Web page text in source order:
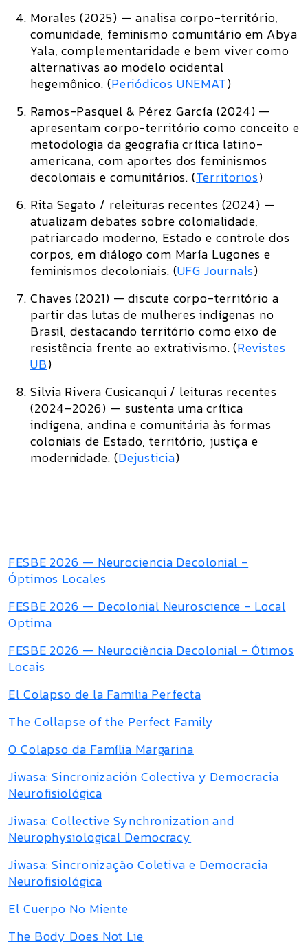
Morales (2025) — analisa corpo-território,
comunidade, feminismo comunitário em Abya
Yala, complementaridade e bem viver como
alternativas ao modelo ocidental
hegemônico. (Periódicos UNEMAT)
Ramos-Pasquel & Pérez García (2024) —
apresentam corpo-território como conceito e
metodologia da geografia crítica latino-
americana, com aportes dos feminismos
decoloniais e comunitários. (Territorios)
Rita Segato / releituras recentes (2024) —
atualizam debates sobre colonialidade,
patriarcado moderno, Estado e controle dos
corpos, em diálogo com María Lugones e
feminismos decoloniais. (UFG Journals)
Chaves (2021) — discute corpo-território a
partir das lutas de mulheres indígenas no
Brasil, destacando território como eixo de
resistência frente ao extrativismo. (Revistes
UB)
Silvia Rivera Cusicanqui / leituras recentes
(2024–2026) — sustenta uma crítica
indígena, andina e comunitária às formas
coloniais de Estado, território, justiça e
modernidade. (Dejusticia)
FESBE 2026 — Neurociencia Decolonial -
Óptimos Locales
FESBE 2026 — Decolonial Neuroscience - Local
Optima
FESBE 2026 — Neurociência Decolonial - Ótimos
Locais
El Colapso de la Familia Perfecta
The Collapse of the Perfect Family
O Colapso da Família Margarina
Jiwasa: Sincronización Colectiva y Democracia
Neurofisiológica
Jiwasa: Collective Synchronization and
Neurophysiological Democracy
Jiwasa: Sincronização Coletiva e Democracia
Neurofisiológica
El Cuerpo No Miente
The Body Does Not Lie